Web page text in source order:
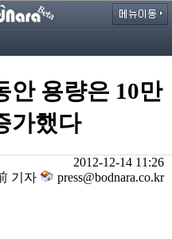
안 용량은 10만
가했다
2012-12-14 11:26
기자
press@bodnara.co.kr